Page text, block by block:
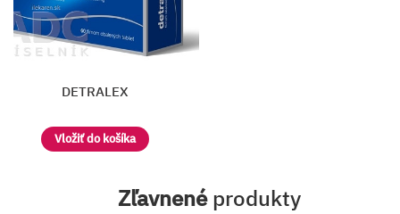
DETRALEX
Vložiť do košíka
Zľavnenéprodukty